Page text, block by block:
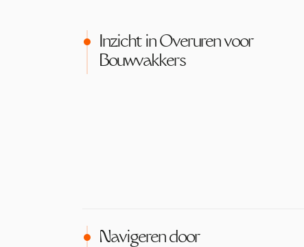
Inzicht in Overuren voor
Bouwvakkers
Navigeren door